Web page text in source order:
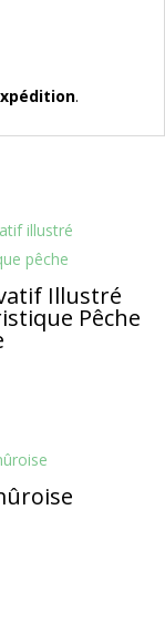
.
Illustré
Pêche